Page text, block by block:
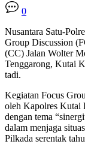
0
Nusantara Satu-
Group Discussion
(CC) Jalan Wolter
Tenggarong, Kutai
tadi.
Kegiatan Focus
oleh Kapolres Kutai
dengan tema
dalam menjaga
Pilkada serentak